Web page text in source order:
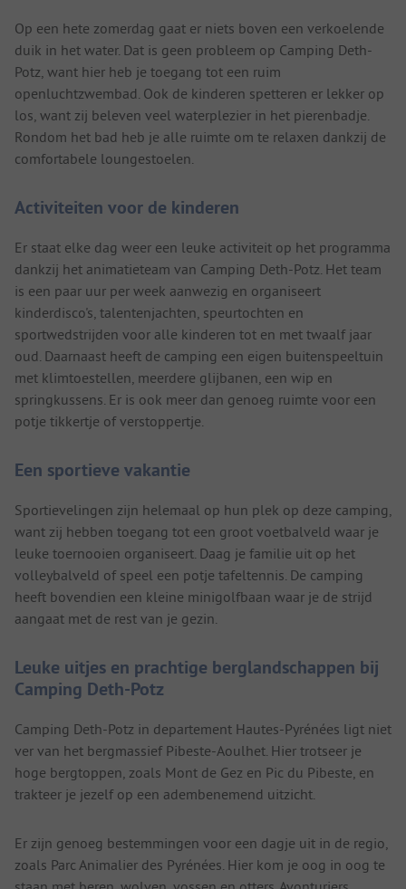
Op een hete zomerdag gaat er niets boven een verkoelende
duik in het water. Dat is geen probleem op Camping Deth-
Potz, want hier heb je toegang tot een ruim
openluchtzwembad. Ook de kinderen spetteren er lekker op
los, want zij beleven veel waterplezier in het pierenbadje.
Rondom het bad heb je alle ruimte om te relaxen dankzij de
comfortabele loungestoelen.
Activiteiten voor de kinderen
Er staat elke dag weer een leuke activiteit op het programma
dankzij het animatieteam van Camping Deth-Potz. Het team
is een paar uur per week aanwezig en organiseert
kinderdisco's, talentenjachten, speurtochten en
sportwedstrijden voor alle kinderen tot en met twaalf jaar
oud. Daarnaast heeft de camping een eigen buitenspeeltuin
met klimtoestellen, meerdere glijbanen, een wip en
springkussens. Er is ook meer dan genoeg ruimte voor een
potje tikkertje of verstoppertje.
Een sportieve vakantie
Sportievelingen zijn helemaal op hun plek op deze camping,
want zij hebben toegang tot een groot voetbalveld waar je
leuke toernooien organiseert. Daag je familie uit op het
volleybalveld of speel een potje tafeltennis. De camping
heeft bovendien een kleine minigolfbaan waar je de strijd
aangaat met de rest van je gezin.
Leuke uitjes en prachtige berglandschappen bij
Camping Deth-Potz
Camping Deth-Potz in departement Hautes-Pyrénées ligt niet
ver van het bergmassief Pibeste-Aoulhet. Hier trotseer je
hoge bergtoppen, zoals Mont de Gez en Pic du Pibeste, en
trakteer je jezelf op een adembenemend uitzicht.
Er zijn genoeg bestemmingen voor een dagje uit in de regio,
zoals Parc Animalier des Pyrénées. Hier kom je oog in oog te